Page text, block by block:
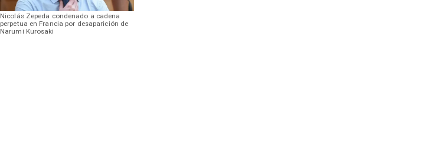
Nicolás Zepeda condenado a cadena
perpetua en Francia por desaparición de
Narumi Kurosaki